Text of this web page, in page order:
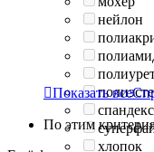
нейлон
спандекс
хлопок
Показать все
По этим